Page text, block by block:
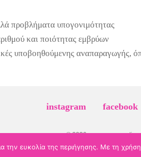
προβλήματα υπογονιμότητας
και ποιότητας εμβρύων
υποβοηθούμενης αναπαραγωγής,
instagram facebook
© 2026 evamavrommati-
Πολιτική
την ευκολία της περιήγησης. Με τη